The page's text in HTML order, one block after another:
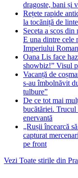
dragoste, bani și
Rețete rapide
la tocăniță de
Seceta a scos
E una dintre cele
Imperiului Roman
Oana Lis face
showbiz!” Visul
Vacanță de
s-au îmbolnăvit
tulbure”
De ce tot mai
bucătăriei. Trucul
enervantă
„Rușii încearcă
capturat
pe front
Vezi Toate stirile din